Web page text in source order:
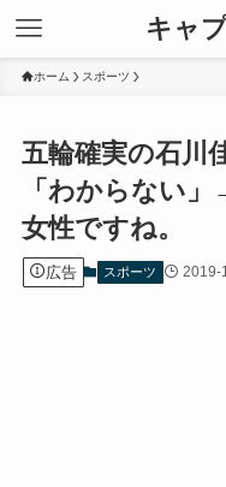
キャ
ホーム スポーツ
五輪確実の石川
「わからない
女性ですね。
広告 スポーツ 2019-